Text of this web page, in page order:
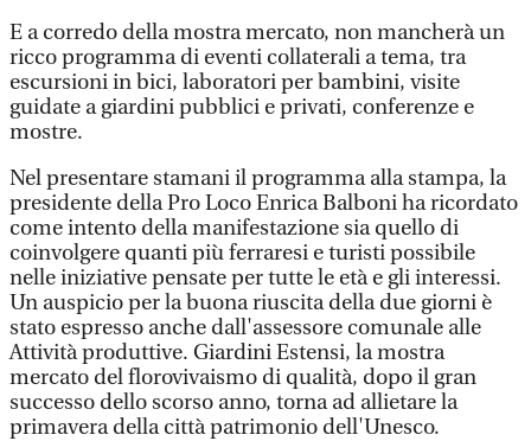
E a corredo della mostra mercato, non mancherà un
ricco programma di eventi collaterali a tema, tra
escursioni in bici, laboratori per bambini, visite
guidate a giardini pubblici e privati, conferenze e
mostre.
Nel presentare stamani il programma alla stampa, la
presidente della Pro Loco Enrica Balboni ha ricordato
come intento della manifestazione sia quello di
coinvolgere quanti più ferraresi e turisti possibile
nelle iniziative pensate per tutte le età e gli interessi.
Un auspicio per la buona riuscita della due giorni è
stato espresso anche dall'assessore comunale alle
Attività produttive. Giardini Estensi, la mostra
mercato del florovivaismo di qualità, dopo il gran
successo dello scorso anno, torna ad allietare la
primavera della città patrimonio dell'Unesco.